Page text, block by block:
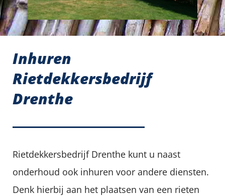
Inhuren
Rietdekkersbedrijf
Drenthe
Rietdekkersbedrijf Drenthe kunt u naast
onderhoud ook inhuren voor andere diensten.
Denk hierbij aan het plaatsen van een rieten